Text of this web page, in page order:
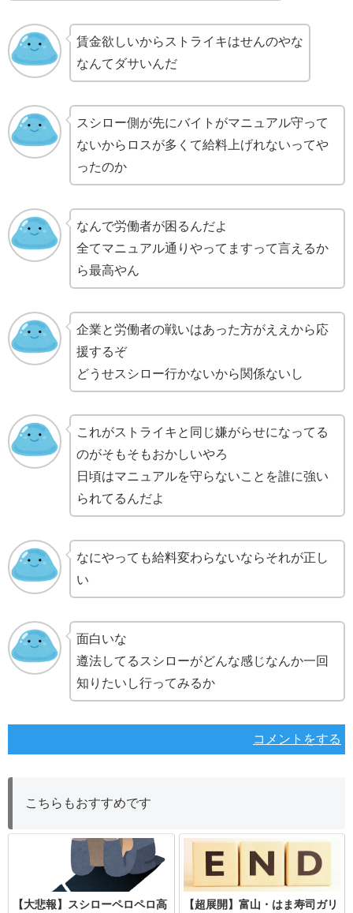
賃金欲しいからストライキはせんのやな
なんてダサいんだ
スシロー側が先にバイトがマニュアル守って
ないからロスが多くて給料上げれないってや
ったのか
なんで労働者が困るんだよ
全てマニュアル通りやってますって言えるか
ら最高やん
企業と労働者の戦いはあった方がええから応
援するぞ
どうせスシロー行かないから関係ないし
これがストライキと同じ嫌がらせになってる
のがそもそもおかしいやろ
日頃はマニュアルを守らないことを誰に強い
られてるんだよ
なにやっても給料変わらないならそれが正し
い
面白いな
遵法してるスシローがどんな感じなんか一回
知りたいし行ってみるか
コメントをする
こちらもおすすめです
【大悲報】スシローペロペロ高 【超展開】富山・はま寿司ガリ